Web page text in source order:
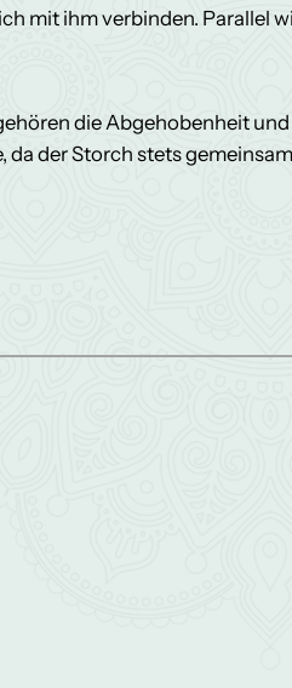
mit ihm verbinden. Parallel
die Abgehobenheit
der Storch stets